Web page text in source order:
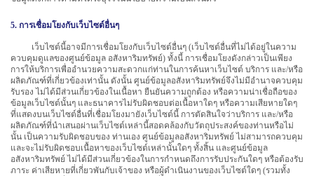
5. การเชื่อมโยงกับเว็บไซต์อื่นๆ
เว็บไซต์นี้อาจมีการเชื่อมโยงกับเว็บไซต์อื่นๆ (เว็บไซต์อื่นที่ไม่ได้อยู่ในความ
ควบคุมดูแลของศูนย์ข้อมูล อสังหาริมทรัพย์) ทั้งนี้ การเชื่อมโยงดังกล่าวเป็นเพียง
การให้บริการเพื่ออำนวยความสะดวกแก่ท่านในการค้นหาเว็บไซต์ บริการ และ/หรือ
ผลิตภัณฑ์ที่เกี่ยวข้องเท่านั้น ดังนั้น ศูนย์ข้อมูลอสังหาริมทรัพย์จึงไม่มีอำนาจควบคุม
รับรอง ไม่ได้มีส่วนเกี่ยวข้องในเนื้อหา ยืนยันความถูกต้อง หรือความน่าเชื่อถือของ
ข้อมูลเว็บไซต์นั้นๆ และธนาคารไม่รับผิดชอบต่อเนื้อหาใดๆ หรือความเสียหายใดๆ
ที่แสดงบนเว็บไซต์อื่นที่เชื่อมโยงมายังเว็บไซต์นี้ การตัดสินใจว่าบริการ และ/หรือ
ผลิตภัณฑ์ที่นำเสนอผ่านเว็บไซต์เหล่านี้สอดคล้องกับวัตถุประสงค์ของท่านหรือไม่
นั้น เป็นความรับผิดชอบของ ท่านเอง ศูนย์ข้อมูลอสังหาริมทรัพย์ ไม่สามารถควบคุม
และจะไม่รับผิดชอบเนื้อหาของเว็บไซต์เหล่านั้นใดๆ ทั้งสิ้น และศูนย์ข้อมูล
อสังหาริมทรัพย์ ไม่ได้มีส่วนเกี่ยวข้องในการกำหนดถึงการรับประกันใดๆ หรือต้องรับ
ภาระ ค่าเสียหายที่เกี่ยวพันกับเจ้าของ หรือผู้ดำเนินงานของเว็บไซต์ใดๆ (รวมทั้ง